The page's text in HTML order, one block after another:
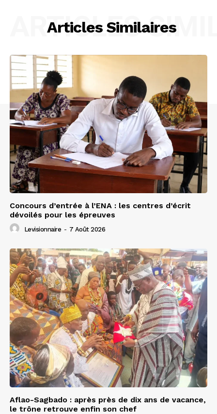
Articles Similaires
ARTICLES
Concours d’entrée à l’ENA : les centres d’écrit
dévoilés pour les épreuves
Levisionnaire - 7 Août 2026
Aflao-Sagbado : après près de dix ans de vacance,
le trône retrouve enfin son chef